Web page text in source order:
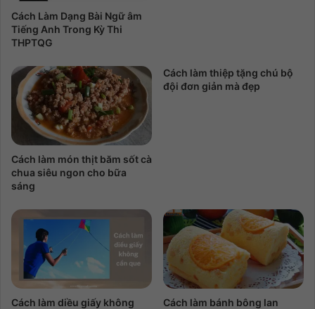
Cách Làm Dạng Bài Ngữ âm
Tiếng Anh Trong Kỳ Thi
THPTQG
Cách làm món thịt băm sốt cà
chua siêu ngon cho bữa
sáng
Cách làm thiệp tặng chú bộ
đội đơn giản mà đẹp
Cách làm diều giấy không
Cách làm bánh bông lan